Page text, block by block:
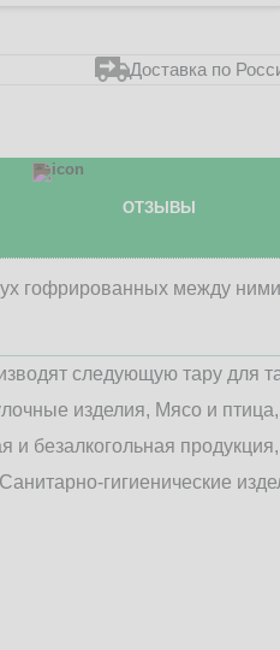
Доставка по
ОТЗЫВЫ
гофрированных между
следующую тару для
изделия, Мясо и
и безалкогольная продукция,
гигиенические